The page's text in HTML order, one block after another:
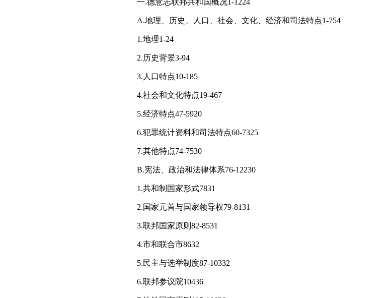
一.德意志联邦共和国概况1-1224
A.地理、历史、人口、社会、文化、经济和司法特点1-754
1.地理1-24
2.历史背景3-94
3.人口特点10-185
4.社会和文化特点19-467
5.经济特点47-5920
6.犯罪统计资料和司法特点60-7325
7.其他特点74-7530
B.宪法、政治和法律体系76-12230
1.共和制国家形式7831
2.国家元首与国家领导权79-8131
3.联邦国家原则82-8531
4.市和联合市8632
5.民主与选举制度87-10332
6.联邦参议院10436